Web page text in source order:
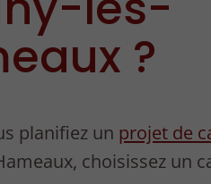
?
planifiez un projet de
choisissez un